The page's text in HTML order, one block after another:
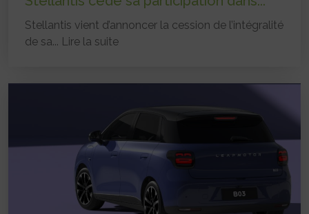
Stellantis vient d’annoncer la cession de l’intégralité
de sa... Lire la suite